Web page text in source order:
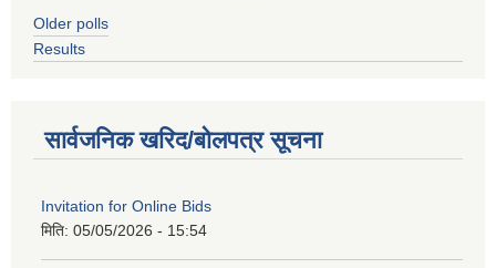
Older polls
Results
सार्वजनिक खरिद/बोलपत्र सूचना
Invitation for Online Bids
मिति: 05/05/2026 - 15:54